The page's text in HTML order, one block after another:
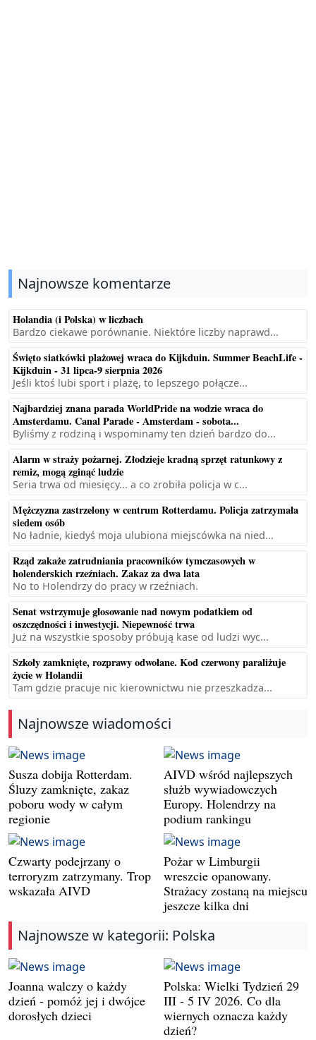
Najnowsze komentarze
Holandia (i Polska) w liczbach
Bardzo ciekawe porównanie. Niektóre liczby naprawd...
Święto siatkówki plażowej wraca do Kijkduin. Summer BeachLife -
Kijkduin - 31 lipca-9 sierpnia 2026
Jeśli ktoś lubi sport i plażę, to lepszego połącze...
Najbardziej znana parada WorldPride na wodzie wraca do
Amsterdamu. Canal Parade - Amsterdam - sobota...
Byliśmy z rodziną i wspominamy ten dzień bardzo do...
Alarm w straży pożarnej. Złodzieje kradną sprzęt ratunkowy z
remiz, mogą zginąć ludzie
Seria trwa od miesięcy... a co zrobiła policja w c...
Mężczyzna zastrzelony w centrum Rotterdamu. Policja zatrzymała
siedem osób
No ładnie, kiedyś moja ulubiona miejscówka na nied...
Rząd zakaże zatrudniania pracowników tymczasowych w
holenderskich rzeźniach. Zakaz za dwa lata
No to Holendrzy do pracy w rzeźniach.
Senat wstrzymuje głosowanie nad nowym podatkiem od
oszczędności i inwestycji. Niepewność trwa
Już na wszystkie sposoby próbują kase od ludzi wyc...
Szkoły zamknięte, rozprawy odwołane. Kod czerwony paraliżuje
życie w Holandii
Tam gdzie pracuje nic kierownictwu nie przeszkadza...
Najnowsze wiadomości
Susza dobija Rotterdam.
Śluzy zamknięte, zakaz
poboru wody w całym
regionie
AIVD wśród najlepszych
służb wywiadowczych
Europy. Holendrzy na
podium rankingu
Czwarty podejrzany o
terroryzm zatrzymany. Trop
wskazała AIVD
Pożar w Limburgii
wreszcie opanowany.
Strażacy zostaną na miejscu
jeszcze kilka dni
Najnowsze w kategorii: Polska
Joanna walczy o każdy
dzień - pomóż jej i dwójce
dorosłych dzieci
Polska: Wielki Tydzień 29
III - 5 IV 2026. Co dla
wiernych oznacza każdy
dzień?